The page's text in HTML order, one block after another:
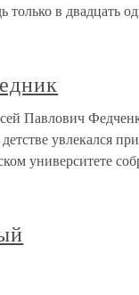
только в двадцать
Павлович
увлекался
университете